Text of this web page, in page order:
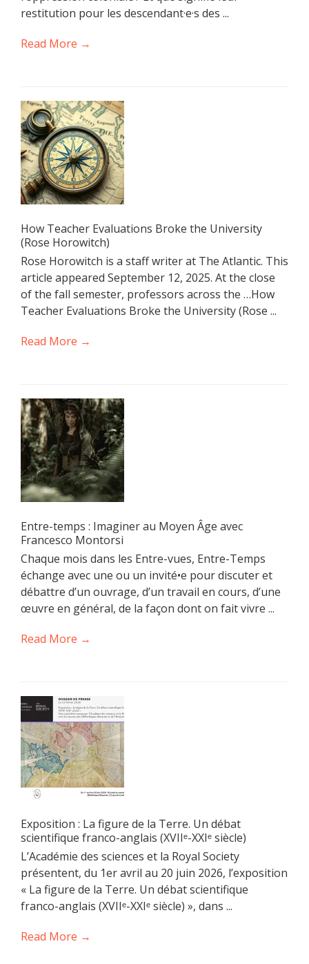
restitution pour les descendant·e·s des ...
Read More →
How Teacher Evaluations Broke the University
(Rose Horowitch)
Rose Horowitch is a staff writer at The Atlantic. This
article appeared September 12, 2025. At the close
of the fall semester, professors across the …How
Teacher Evaluations Broke the University (Rose ...
Read More →
Entre-temps : Imaginer au Moyen Âge avec
Francesco Montorsi
Chaque mois dans les Entre-vues, Entre-Temps
échange avec une ou un invité•e pour discuter et
débattre d’un ouvrage, d’un travail en cours, d’une
œuvre en général, de la façon dont on fait vivre ...
Read More →
Exposition : La figure de la Terre. Un débat
scientifique franco-anglais (XVIIᵉ-XXIᵉ siècle)
L’Académie des sciences et la Royal Society
présentent, du 1er avril au 20 juin 2026, l’exposition
« La figure de la Terre. Un débat scientifique
franco-anglais (XVIIᵉ-XXIᵉ siècle) », dans ...
Read More →